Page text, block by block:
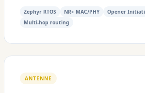
Zephyr RTOS NR+ MAC/PHY
Opener
Multi-hop routing
ANTENNE